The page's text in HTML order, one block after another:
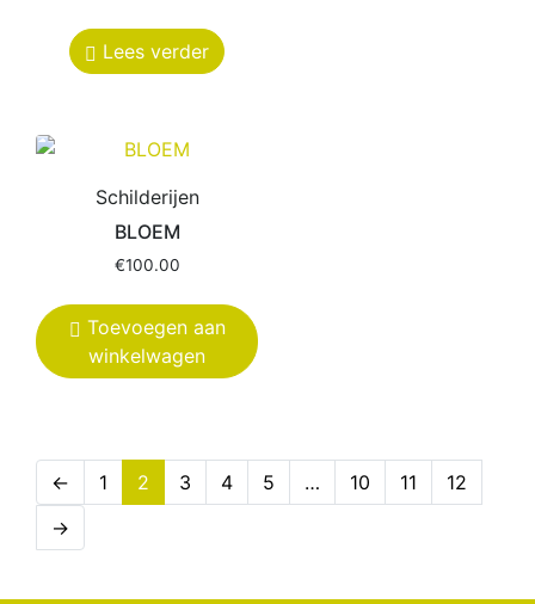
Lees verder
Schilderijen
BLOEM
€100.00
Toevoegen aan
winkelwagen
← 1 2 3 4 5 … 10 11
12
→